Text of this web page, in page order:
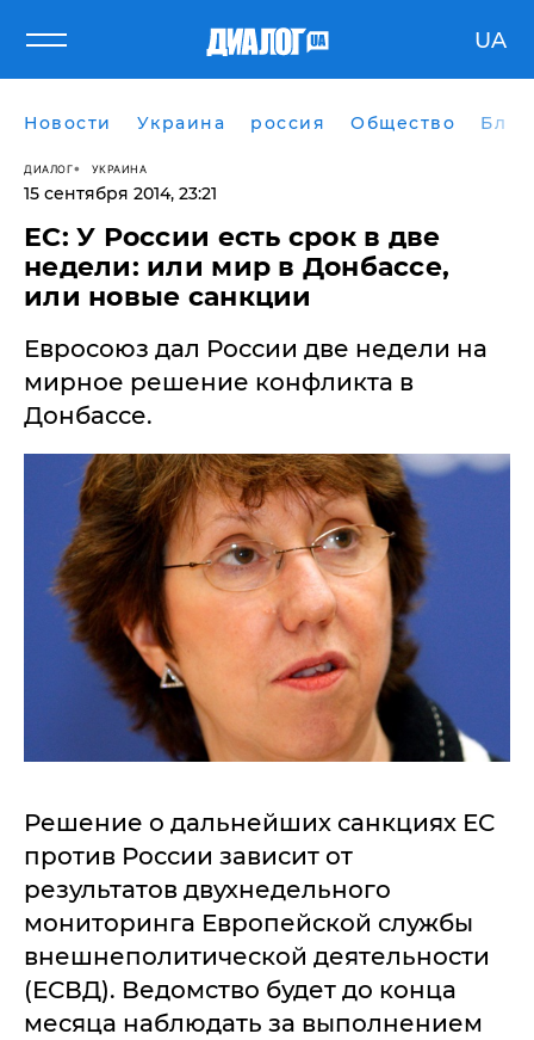
UA
Новости Украина россия Общество
ДИАЛОГ УКРАИНА
15 сентября 2014, 23:21
ЕС: У России есть срок в две
недели: или мир в Донбассе,
или новые санкции
Евросоюз дал России две недели на
мирное решение конфликта в
Донбассе.
Решение о дальнейших санкциях ЕС
против России зависит от
результатов двухнедельного
мониторинга Европейской службы
внешнеполитической деятельности
(ЕСВД). Ведомство будет до конца
месяца наблюдать за выполнением